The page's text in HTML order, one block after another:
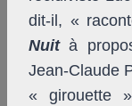
dit-il, «
Nuità
Jean-Claude
« girouette